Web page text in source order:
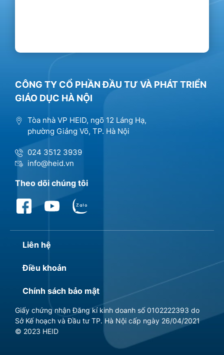
CÔNG TY CỔ PHẦN ĐẦU TƯ VÀ PHÁT TRIỂN
GIÁO DỤC HÀ NỘI
Tòa nhà VP HEID, ngõ 12 Láng Hạ,
phường Giảng Võ, TP. Hà Nội
024 3512 3939
info@heid.vn
Theo dõi chúng tôi
Liên hệ
Điều khoản
Chính sách bảo mật
Giấy chứng nhận Đăng kí kinh doanh số 0102222393 do
Sở Kế hoạch và Đầu tư TP. Hà Nội cấp ngày 26/04/2021
© 2023 HEID